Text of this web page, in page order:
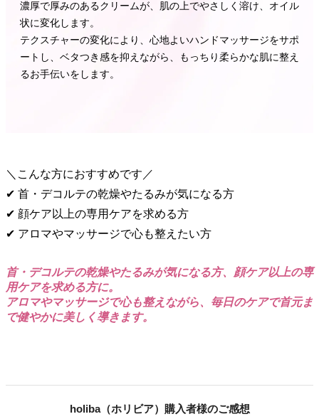
濃厚で厚みのあるクリームが、肌の上でやさしく溶け、オイル
状に変化します。
テクスチャーの変化により、心地よいハンドマッサージをサポ
ートし、ベタつき感を抑えながら、もっちり柔らかな肌に整え
るお手伝いをします。
＼こんな方におすすめです／
✔ 首・デコルテの乾燥やたるみが気になる方
✔ 顔ケア以上の専用ケアを求める方
✔ アロマやマッサージで心も整えたい方
首・デコルテの乾燥やたるみが気になる方、顔ケア以上の専
用ケアを求める方に。
アロマやマッサージで心も整えながら、毎日のケアで首元ま
で健やかに美しく導きます。
holiba（ホリビア）購入者様のご感想